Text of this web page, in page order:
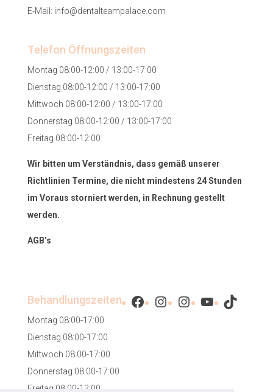
E-Mail: info@dentalteampalace.com
Telefon Öffnungszeiten
Montag 08:00-12:00 / 13:00-17:00
Dienstag 08:00-12:00 / 13:00-17:00
Mittwoch 08:00-12:00 / 13:00-17:00
Donnerstag 08:00-12:00 / 13:00-17:00
Freitag 08:00-12:00
Wir bitten um Verständnis, dass gemäß unserer
Richtlinien Termine, die nicht mindestens 24 Stunden
im Voraus storniert werden, in Rechnung gestellt
werden.
AGB’s
Behandlungszeiten
Montag 08:00-17:00
Dienstag 08:00-17:00
Mittwoch 08:00-17:00
Donnerstag 08:00-17:00
Freitag 08:00-12:00
Facebook
Instagram
Instagram
YouTube
TikTok